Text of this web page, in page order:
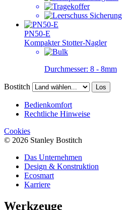
PN50-E
Kompakter Stotter-Nagler
Durchmesser: 8 - 8mm
Bostitch Los
Bedienkomfort
Rechtliche Hinweise
Cookies
© 2026 Stanley Bostitch
Das Unternehmen
Design & Konstruktion
Ecosmart
Karriere
Werkzeuge